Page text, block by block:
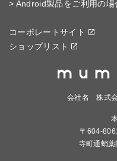
> Android製品をご利用の場
コーポレートサイト
ショップリスト
会社名 株式
〒604-
寺町通蛸